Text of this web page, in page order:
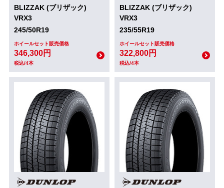
BLIZZAK (ブリザック)
VRX3
245/50R19
ホイールセット販売価格
346,300円
税込/4本
BLIZZAK (ブリザック)
VRX3
235/55R19
ホイールセット販売価格
322,800円
税込/4本